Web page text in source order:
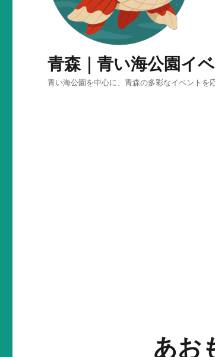
青森｜青い海公園イ
青い海公園を中心に、青森の多彩なイベントを
あお